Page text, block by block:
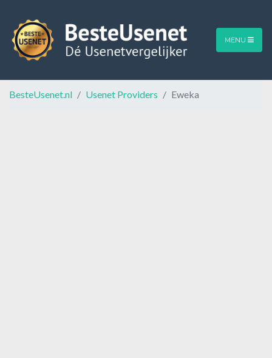
MENU
BesteUsenet.nl Usenet Providers Eweka